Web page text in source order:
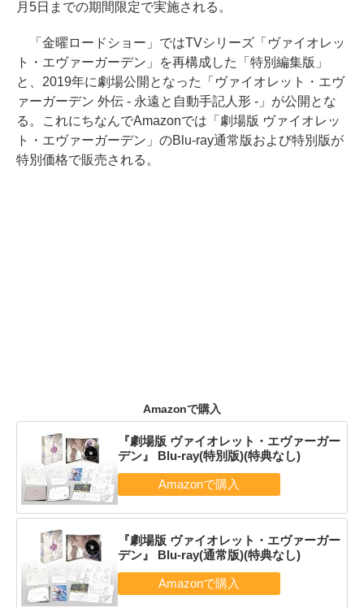
月5日までの期間限定で実施される。
「金曜ロードショー」ではTVシリーズ「ヴァイオレッ
ト・エヴァーガーデン」を再構成した「特別編集版」
と、2019年に劇場公開となった「ヴァイオレット・エヴ
ァーガーデン 外伝 - 永遠と自動手記人形 -」が公開とな
る。これにちなんでAmazonでは「劇場版 ヴァイオレッ
ト・エヴァーガーデン」のBlu-ray通常版および特別版が
特別価格で販売される。
Amazonで購入
『劇場版 ヴァイオレット・エヴァーガー
デン』 Blu-ray(特別版)(特典なし)
『劇場版 ヴァイオレット・エヴァーガー
デン』 Blu-ray(通常版)(特典なし)